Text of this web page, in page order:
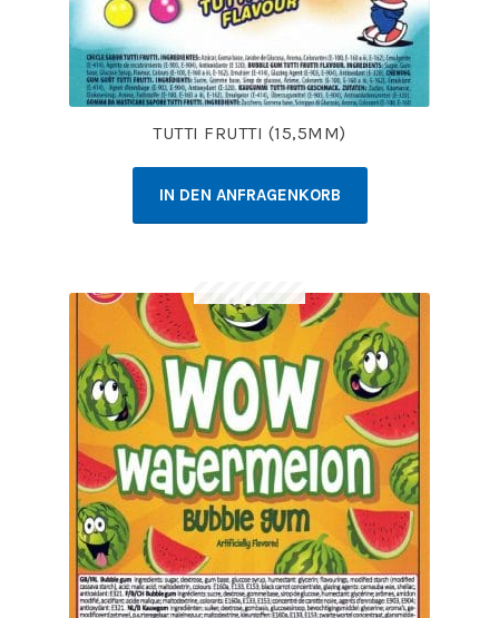
TUTTI FRUTTI (15,5MM)
IN DEN ANFRAGENKORB